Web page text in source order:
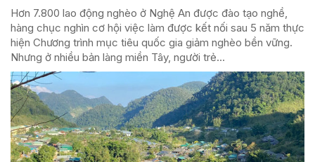
Hơn 7.800 lao động nghèo ở Nghệ An được đào tạo nghề,
hàng chục nghìn cơ hội việc làm được kết nối sau 5 năm thực
hiện Chương trình mục tiêu quốc gia giảm nghèo bền vững.
Nhưng ở nhiều bản làng miền Tây, người trẻ...